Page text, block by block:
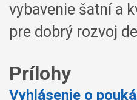
vybavenie šatní a
pre dobrý rozvoj
Prílohy
Vyhlásenie o